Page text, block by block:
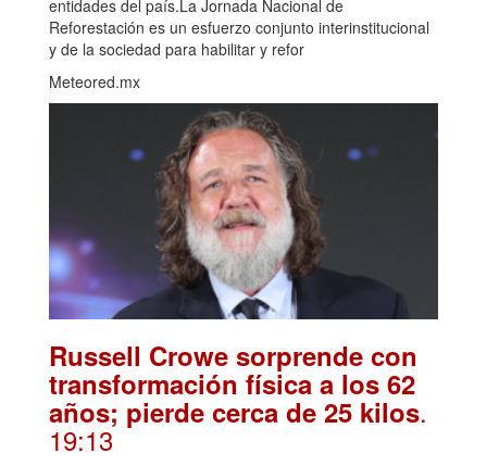
entidades del país.La Jornada Nacional de
Reforestación es un esfuerzo conjunto interinstitucional
y de la sociedad para habilitar y refor
Meteored.mx
Russell Crowe sorprende con
transformación física a los 62
años; pierde cerca de 25 kilos.
19:13